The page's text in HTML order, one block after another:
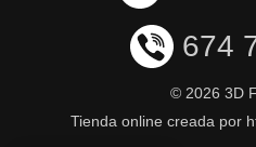
674
©2026 3D
Tienda online creada por